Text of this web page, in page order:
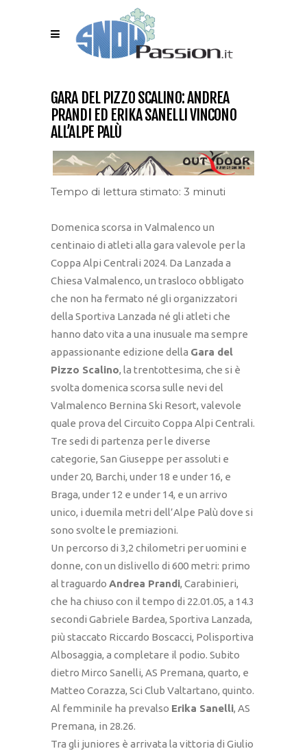
GARA DEL PIZZO SCALINO: ANDREA
PRANDI ED ERIKA SANELLI VINCONO
ALL’ALPE PALÙ
Tempo di lettura stimato: 3 minuti
Domenica scorsa in Valmalenco un
centinaio di atleti alla gara valevole per la
Coppa Alpi Centrali 2024. Da Lanzada a
Chiesa Valmalenco, un trasloco obbligato
che non ha fermato né gli organizzatori
della Sportiva Lanzada né gli atleti che
hanno dato vita a una inusuale ma sempre
appassionante edizione della Gara del
Pizzo Scalino, la trentottesima, che si è
svolta domenica scorsa sulle nevi del
Valmalenco Bernina Ski Resort, valevole
quale prova del Circuito Coppa Alpi Centrali.
Tre sedi di partenza per le diverse
categorie, San Giuseppe per assoluti e
under 20, Barchi, under 18 e under 16, e
Braga, under 12 e under 14, e un arrivo
unico, i duemila metri dell’Alpe Palù dove si
sono svolte le premiazioni.
Un percorso di 3,2 chilometri per uomini e
donne, con un dislivello di 600 metri: primo
al traguardo Andrea Prandi, Carabinieri,
che ha chiuso con il tempo di 22.01.05, a 14.3
secondi Gabriele Bardea, Sportiva Lanzada,
più staccato Riccardo Boscacci, Polisportiva
Albosaggia, a completare il podio. Subito
dietro Mirco Sanelli, AS Premana, quarto, e
Matteo Corazza, Sci Club Valtartano, quinto.
Al femminile ha prevalso Erika Sanelli, AS
Premana, in 28.26.
Tra gli juniores è arrivata la vittoria di Giulio